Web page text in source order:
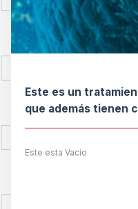
Este es un
que además tienen
Este esta Vacio